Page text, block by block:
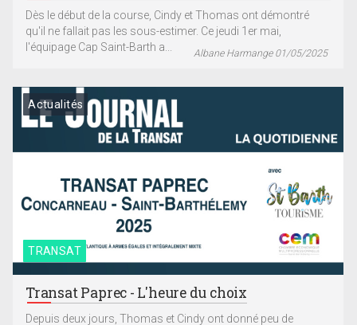
Dès le début de la course, Cindy et Thomas ont démontré
qu'il ne fallait pas les sous-estimer. Ce jeudi 1er mai,
l'équipage Cap Saint-Barth a...
Albane Harmange 01/05/2025
TRANSAT
Actualités
Transat Paprec - L'heure du choix
Depuis deux jours, Thomas et Cindy ont donné peu de